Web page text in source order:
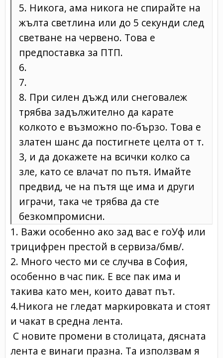
5. Никога, ама никога не спирайте на
жълта светлина или до 5 секунди след
светване на червено. Това е
предпоставка за ПТП.
6.
7.
8. При силен дъжд или снеговалеж
трябва задължително да карате
колкото е възможно по-бързо. Това е
златен шанс да постигнете целта от т.
3, и да докажете на всички колко са
зле, като се влачат по пътя. Имайте
предвид, че на пътя ще има и други
играчи, така че трябва да сте
безкомпромисни.
1. Важи особенно ако зад вас е гоУф или
трицифрен престой в сервиза/бмв/.
2. Много често ми се случва в София,
особенно в час пик. Е все пак има и
такива като мен, които дават път.
4.Никога не гледат маркировката и стоят
и чакат в средна лента.
С новите промени в столицата, дясната
лента е винаги празна. Та използвам я